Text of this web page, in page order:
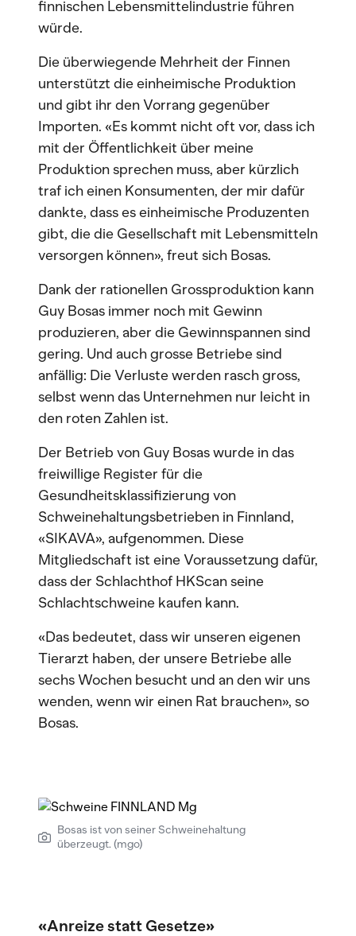
finnischen Lebensmittelindustrie führen
würde.
Die überwiegende Mehrheit der Finnen
unterstützt die einheimische Produktion
und gibt ihr den Vorrang gegenüber
Importen. «Es kommt nicht oft vor, dass ich
mit der Öffentlichkeit über meine
Produktion sprechen muss, aber kürzlich
traf ich einen Konsumenten, der mir dafür
dankte, dass es einheimische Produzenten
gibt, die die Gesellschaft mit Lebensmitteln
versorgen können», freut sich Bosas.
Dank der rationellen Grossproduktion kann
Guy Bosas immer noch mit Gewinn
produzieren, aber die Gewinnspannen sind
gering. Und auch grosse Betriebe sind
anfällig: Die Verluste werden rasch gross,
selbst wenn das Unternehmen nur leicht in
den roten Zahlen ist.
Der Betrieb von Guy Bosas wurde in das
freiwillige Register für die
Gesundheitsklassifizierung von
Schweinehaltungsbetrieben in Finnland,
«SIKAVA», aufgenommen. Diese
Mitgliedschaft ist eine Voraussetzung dafür,
dass der Schlachthof HKScan seine
Schlachtschweine kaufen kann.
«Das bedeutet, dass wir unseren eigenen
Tierarzt haben, der unsere Betriebe alle
sechs Wochen besucht und an den wir uns
wenden, wenn wir einen Rat brauchen», so
Bosas.
Bosas ist von seiner Schweinehaltung
überzeugt. (mgo)
«Anreize statt Gesetze»